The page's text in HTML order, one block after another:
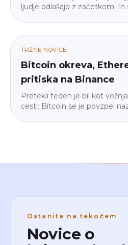
ljudje odlašajo z začetkom. In
pametnejši od velikega in
katerem boš ponoči mirno
TRŽNE NOVICE
Bitcoin okreva,
pritiska na Binance
Pretekli teden je bil kot
cesti: Bitcoin se je povzpel
Ostanite na tekočem
Novice o